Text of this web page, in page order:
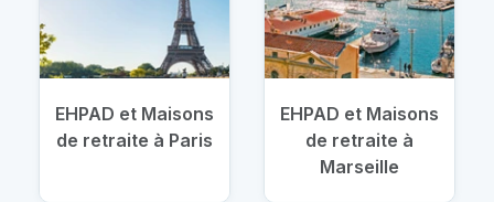
EHPAD et Maisons
de retraite à Paris
EHPAD et Maisons
de retraite à
Marseille